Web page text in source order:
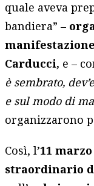
quale aveva
bandiera” –
Carducci, e –
è sembrato,
e sul modo di
organizzarono
Così, l’11 marzo
straordinario